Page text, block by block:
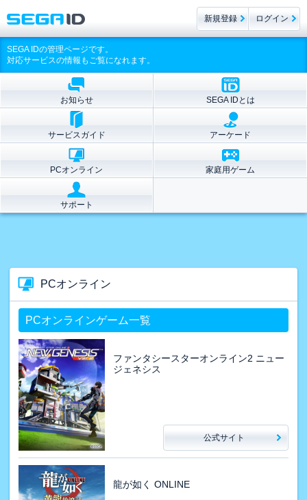
SEGA IDの管理ページです。
対応サービスの情報もご覧になれます。
お知らせ SEGA IDとは
サービスガイド アーケード
PCオンライン 家庭用ゲーム
サポート
PCオンライン
PCオンラインゲーム一覧
ファンタシースターオンライン2 ニュー
ジェネシス
公式サイト
龍が如く ONLINE
新規登録 ログイン